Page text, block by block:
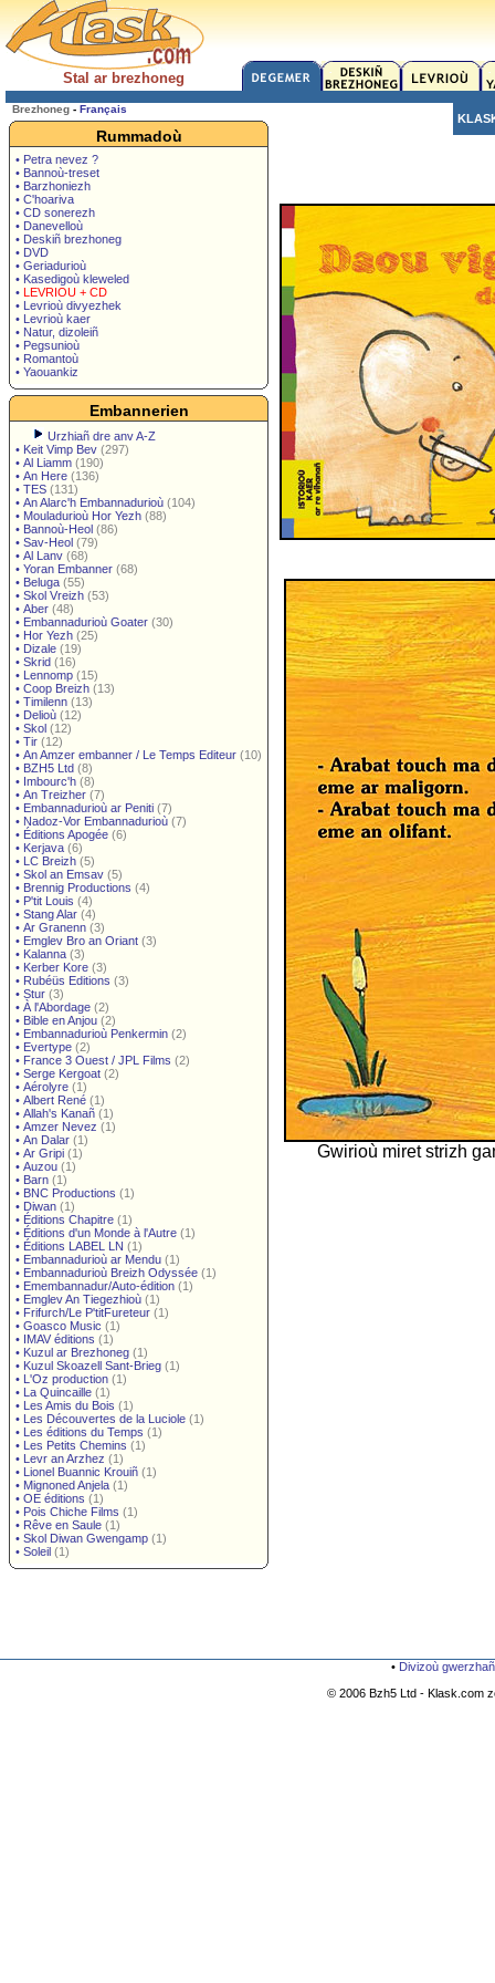
Stal ar brezhoneg
Brezhoneg - Français
Rummadoù
• Petra nevez ?
• Bannoù-treset
• Barzhoniezh
• C'hoariva
• CD sonerezh
• Danevelloù
• Deskiñ brezhoneg
• DVD
• Geriadurioù
• Kasedigoù kleweled
• LEVRIOU + CD
• Levrioù divyezhek
• Levrioù kaer
• Natur, dizoleiñ
• Pegsunioù
• Romantoù
• Yaouankiz
Embannerien
Urzhiañ dre anv A-Z
• Keit Vimp Bev (297)
• Al Liamm (190)
• An Here (136)
• TES (131)
• An Alarc'h Embannadurioù (104)
• Mouladurioù Hor Yezh (88)
• Bannoù-Heol (86)
• Sav-Heol (79)
• Al Lanv (68)
• Yoran Embanner (68)
• Beluga (55)
• Skol Vreizh (53)
• Aber (48)
• Embannadurioù Goater (30)
• Hor Yezh (25)
• Dizale (19)
• Skrid (16)
• Lennomp (15)
• Coop Breizh (13)
• Timilenn (13)
• Delioù (12)
• Skol (12)
• Tir (12)
• An Amzer embanner / Le Temps Editeur (10)
• BZH5 Ltd (8)
• Imbourc'h (8)
• An Treizher (7)
• Embannadurioù ar Peniti (7)
• Nadoz-Vor Embannadurioù (7)
• Éditions Apogée (6)
• Kerjava (6)
• LC Breizh (5)
• Skol an Emsav (5)
• Brennig Productions (4)
• P'tit Louis (4)
• Stang Alar (4)
• Ar Granenn (3)
• Emglev Bro an Oriant (3)
• Kalanna (3)
• Kerber Kore (3)
• Rubéüs Editions (3)
• Stur (3)
• À l'Abordage (2)
• Bible en Anjou (2)
• Embannadurioù Penkermin (2)
• Evertype (2)
• France 3 Ouest / JPL Films (2)
• Serge Kergoat (2)
• Aérolyre (1)
• Albert René (1)
• Allah's Kanañ (1)
• Amzer Nevez (1)
• An Dalar (1)
• Ar Gripi (1)
• Auzou (1)
• Barn (1)
• BNC Productions (1)
• Diwan (1)
• Éditions Chapitre (1)
• Éditions d'un Monde à l'Autre (1)
• Éditions LABEL LN (1)
• Embannadurioù ar Mendu (1)
• Embannadurioù Breizh Odyssée (1)
• Emembannadur/Auto-édition (1)
• Emglev An Tiegezhioù (1)
• Frifurch/Le P'titFureteur (1)
• Goasco Music (1)
• IMAV éditions (1)
• Kuzul ar Brezhoneg (1)
• Kuzul Skoazell Sant-Brieg (1)
• L'Oz production (1)
• La Quincaille (1)
• Les Amis du Bois (1)
• Les Découvertes de la Luciole (1)
• Les éditions du Temps (1)
• Les Petits Chemins (1)
• Levr an Arzhez (1)
• Lionel Buannic Krouiñ (1)
• Mignoned Anjela (1)
• OE éditions (1)
• Pois Chiche Films (1)
• Rêve en Saule (1)
• Skol Diwan Gwengamp (1)
• Soleil (1)
Gwirioù miret strizh
• Divizoù
© 2006 Bzh5 Ltd - Klask.com